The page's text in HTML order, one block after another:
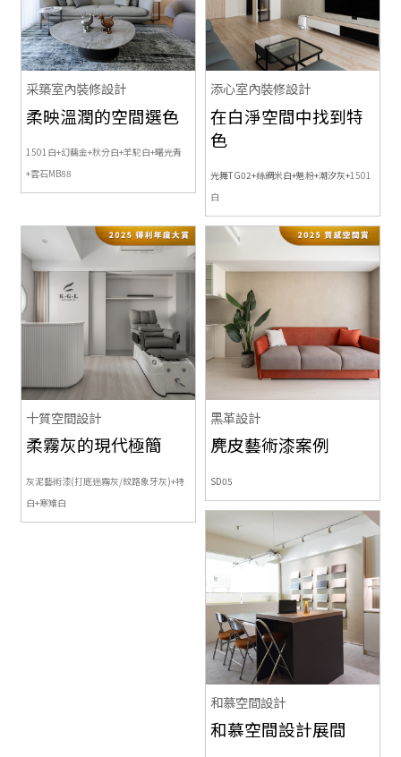
采築室內裝修設計
柔映溫潤的空間選色
1501白+幻藕金+秋分白+羊駝白+曙光青
+雲石MB88
添心室內裝修設計
在白淨空間中找到特
色
光舞TG02+絲綢米白+魅粉+潮汐灰+1501
白
十質空間設計
柔霧灰的現代極簡
灰泥藝術漆(打底迷霧灰/紋路象牙灰)+特
白+寒雉白
黑革設計
麂皮藝術漆案例
SD05
和慕空間設計
和慕空間設計展間